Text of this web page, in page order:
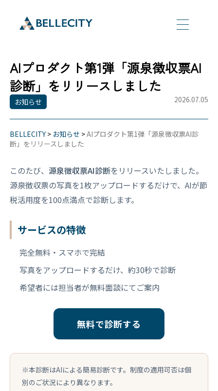
AIプロダクト第1弾「源泉徴収票AI
診断」をリリースしました
お知らせ 2026.07.05
BELLECITY > お知らせ >AIプロダクト第1弾「源泉徴収票AI診
断」をリリースしました
このたび、 源泉徴収票AI診断をリリースいたしました。
源泉徴収票の写真を1枚アップロードするだけで、AIが節
税活用度を100点満点で診断します。
サービスの特徴
完全無料・スマホで完結
写真をアップロードするだけ、約30秒で診断
希望者には担当者が無料面談にてご案内
無料で診断する
※本診断はAIによる簡易診断です。制度の適用可否は個
別のご状況により異なります。